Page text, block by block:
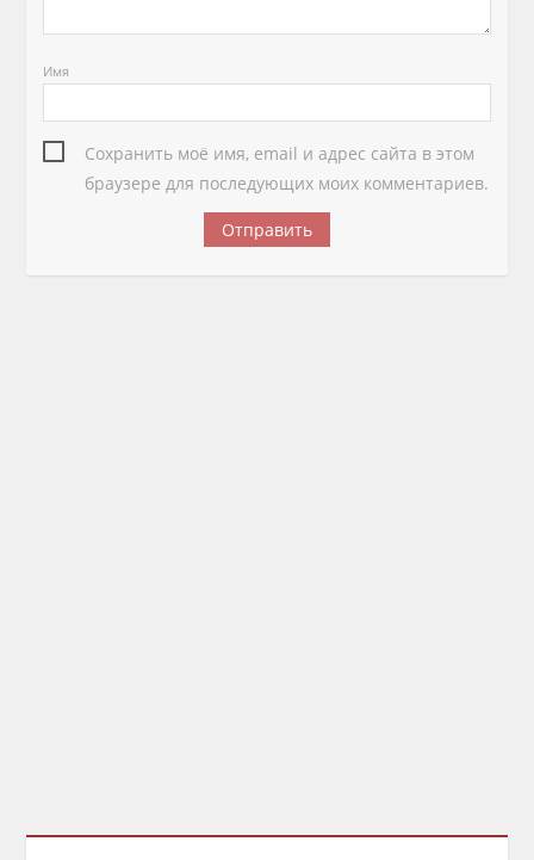
Имя
Сохранить моё имя, email и адрес сайта в этом
браузере для последующих моих комментариев.